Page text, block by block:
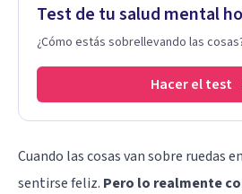
Test de tu salud mental
¿Cómo estás sobrellevando las
Hacer el test
Cuando las cosas van sobre ruedas
sentirse feliz. Pero lo realmente